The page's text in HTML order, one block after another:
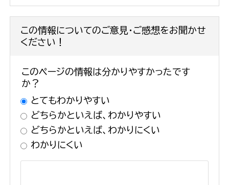
この情報についてのご意見・ご感想をお聞かせ
ください！
このページの情報は分かりやすかったです
か？
とてもわかりやすい
どちらかといえば、わかりやすい
どちらかといえば、わかりにくい
わかりにくい